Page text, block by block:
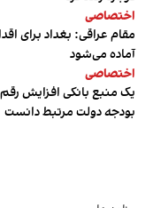
اختصاصی
مقام عراقی: بغداد برای
آماده می‌شود
اختصاصی
یک منبع بانکی افزایش
بودجه دولت مرتبط دانست